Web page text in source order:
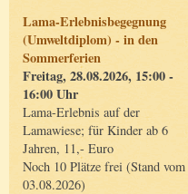
Lama-Erlebnisbegegnung
(Umweltdiplom) - in den
Sommerferien
Freitag, 28.08.2026, 15:00 -
16:00 Uhr
Lama-Erlebnis auf der
Lamawiese; für Kinder ab 6
Jahren, 11,- Euro
Noch 10 Plätze frei (Stand vom
03.08.2026)